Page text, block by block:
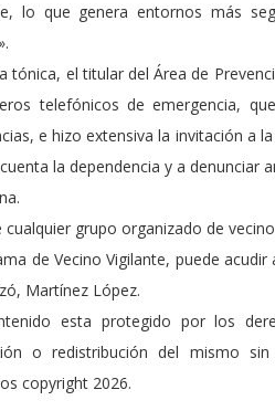
lo que genera entornos más
tónica, el titular del Área de
telefónicos de emergencia,
e hizo extensiva la invitación a
la dependencia y a denunciar
cualquier grupo organizado de
de Vecino Vigilante, puede
Martínez López.
esta protegido por los
o redistribución del mismo
copyright 2026.